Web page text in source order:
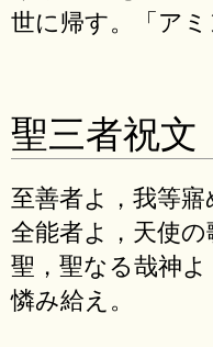
世に帰す。「アミ
聖三者祝文
至善者よ，我等
全能者よ，天使
聖，聖なる哉神
憐み給え。